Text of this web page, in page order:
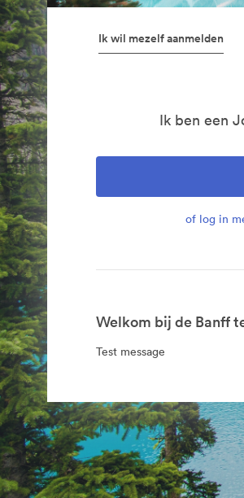
Ik wil mezelf aanmelden
Ik ben een
of log in
Welkom bij de Banff
Test message